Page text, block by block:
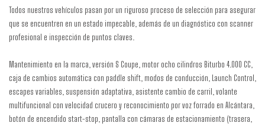
Todos nuestros vehículos pasan por un riguroso proceso de selección para asegurar
que se encuentren en un estado impecable, además de un diagnóstico con scanner
profesional e inspección de puntos claves.
Mantenimiento en la marca, versión S Coupe, motor ocho cilindros Biturbo 4.000 CC,
caja de cambios automática con paddle shift, modos de conducción, Launch Control,
escapes variables, suspensión adaptativa, asistente cambio de carril, volante
multifuncional con velocidad crucero y reconocimiento por voz forrado en Alcántara,
botón de encendido start-stop, pantalla con cámaras de estacionamiento (trasera,